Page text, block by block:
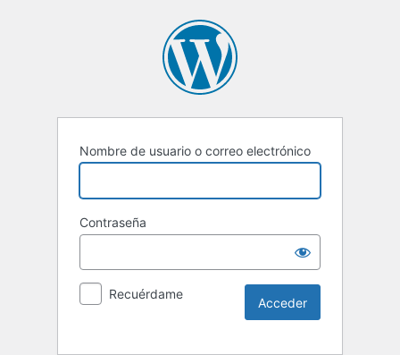
Nombre de usuario o correo electrónico
Contraseña
Recuérdame